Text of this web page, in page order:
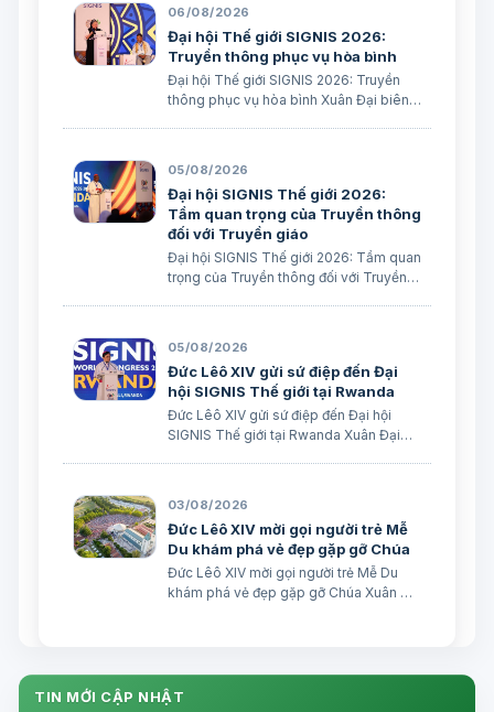
06/08/2026
Đại hội Thế giới SIGNIS 2026:
Truyền thông phục vụ hòa bình
Đại hội Thế giới SIGNIS 2026: Truyền
thông phục vụ hòa bình Xuân Đại biên
05/08/2026
Đại hội SIGNIS Thế giới 2026:
Tầm quan trọng của Truyền thông
đối với Truyền giáo
Đại hội SIGNIS Thế giới 2026: Tầm quan
trọng của Truyền thông đối với Truyền
05/08/2026
Đức Lêô XIV gửi sứ điệp đến Đại
hội SIGNIS Thế giới tại Rwanda
Đức Lêô XIV gửi sứ điệp đến Đại hội
SIGNIS Thế giới tại Rwanda Xuân Đại
Cha Lêô XIV kêu gọi những người làm
truyền thông C…
03/08/2026
Đức Lêô XIV mời gọi người trẻ Mễ
Du khám phá vẻ đẹp gặp gỡ Chúa
Đức Lêô XIV mời gọi người trẻ Mễ Du
khám phá vẻ đẹp gặp gỡ Chúa Xuân Đại
do Đức Hồng y Quốc vụ khanh Tòa
Thánh …
TIN MỚI CẬP NHẬT